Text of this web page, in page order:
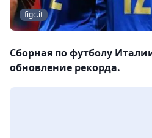
figc.it
Сборная по футболу
обновление рекорда.